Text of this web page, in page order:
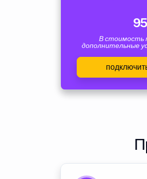
В стоимость
дополнительные